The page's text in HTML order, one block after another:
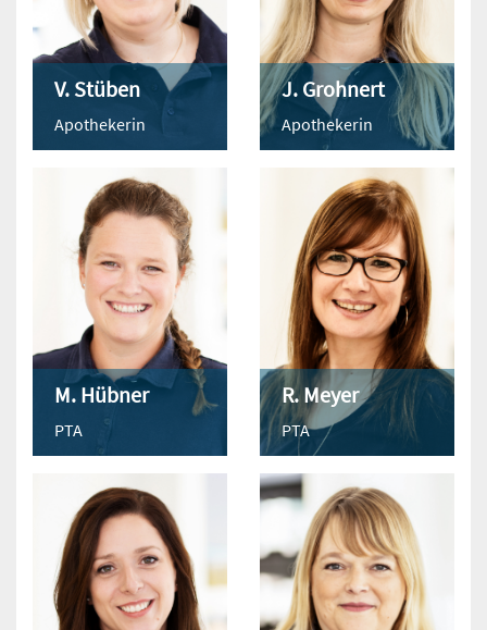
V. Stüben
Apothekerin
J. Grohnert
Apothekerin
M. Hübner
PTA
R. Meyer
PTA